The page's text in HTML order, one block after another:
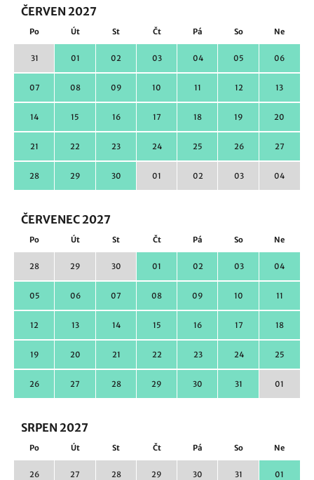
ČERVEN 2027
Po Út St Čt Pá So Ne
31 01 02 03 04 05 06
07 08 09 10 11 12 13
14 15 16 17 18 19 20
21 22 23 24 25 26 27
28 29 30 01 02 03 04
ČERVENEC 2027
Po Út St Čt Pá So Ne
28 29 30 01 02 03 04
05 06 07 08 09 10 11
12 13 14 15 16 17 18
19 20 21 22 23 24 25
26 27 28 29 30 31 01
SRPEN 2027
Po Út St Čt Pá So Ne
26 27 28 29 30 31 01